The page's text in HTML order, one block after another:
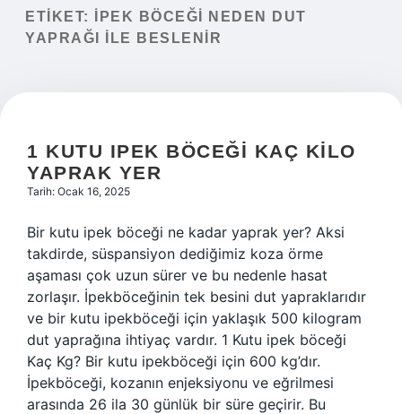
Yasal Uyarı
ETIKET:
İPEK BÖCEĞI NEDEN DUT
YAPRAĞI ILE BESLENIR
1 KUTU IPEK BÖCEĞI KAÇ KILO
YAPRAK YER
Tarih: Ocak 16, 2025
Bir kutu ipek böceği ne kadar yaprak yer? Aksi
takdirde, süspansiyon dediğimiz koza örme
aşaması çok uzun sürer ve bu nedenle hasat
zorlaşır. İpekböceğinin tek besini dut yapraklarıdır
ve bir kutu ipekböceği için yaklaşık 500 kilogram
dut yaprağına ihtiyaç vardır. 1 Kutu ipek böceği
Kaç Kg? Bir kutu ipekböceği için 600 kg’dır.
İpekböceği, kozanın enjeksiyonu ve eğrilmesi
arasında 26 ila 30 günlük bir süre geçirir. Bu